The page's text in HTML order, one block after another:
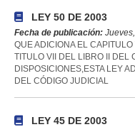
LEY 50 DE 2003
Fecha de publicación:
QUE ADICIONA EL
TITULO VII DEL LIBRO II DEL
DISPOSICIONES,ESTA LEY
DEL CÓDIGO JUDICIAL
LEY 45 DE 2003